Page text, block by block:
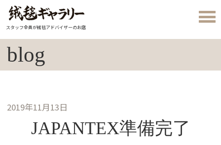
スタッフ全員が絨毯アドバイザーのお店
blog
2019年11月13日
JAPANTEX準備完了